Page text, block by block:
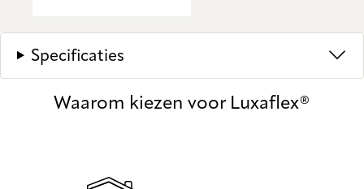
Specificaties
Waarom kiezen voor Luxaflex®